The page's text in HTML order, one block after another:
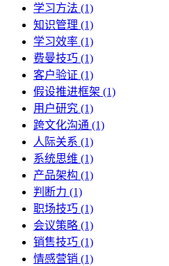
学习方法 (1)
知识管理 (1)
学习效率 (1)
费曼技巧 (1)
客户验证 (1)
假设推进框架 (1)
用户研究 (1)
跨文化沟通 (1)
人际关系 (1)
系统思维 (1)
产品架构 (1)
判断力 (1)
职场技巧 (1)
会议策略 (1)
销售技巧 (1)
情感营销 (1)